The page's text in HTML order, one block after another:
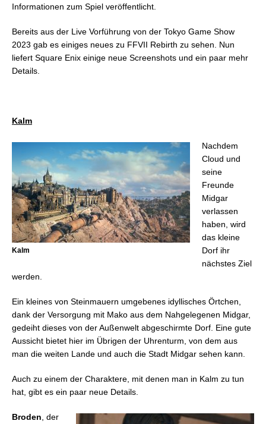
Informationen zum Spiel veröffentlicht.
Bereits aus der Live Vorführung von der Tokyo Game Show
2023 gab es einiges neues zu FFVII Rebirth zu sehen. Nun
liefert Square Enix einige neue Screenshots und ein paar mehr
Details.
Kalm
Kalm
Nachdem
Cloud und
seine
Freunde
Midgar
verlassen
haben, wird
das kleine
Dorf ihr
nächstes Ziel
werden.
Ein kleines von Steinmauern umgebenes idyllisches Örtchen,
dank der Versorgung mit Mako aus dem Nahgelegenen Midgar,
gedeiht dieses von der Außenwelt abgeschirmte Dorf. Eine gute
Aussicht bietet hier im Übrigen der Uhrenturm, von dem aus
man die weiten Lande und auch die Stadt Midgar sehen kann.
Auch zu einem der Charaktere, mit denen man in Kalm zu tun
hat, gibt es ein paar neue Details.
Broden , der